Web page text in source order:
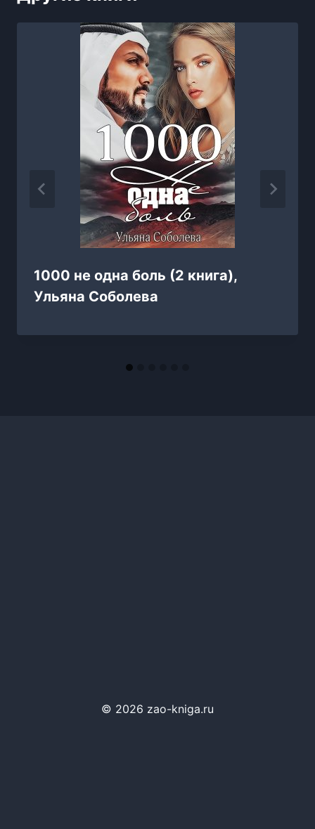
1000 не одна боль (2 книга),
Ульяна Соболева
© 2026 zao-kniga.ru